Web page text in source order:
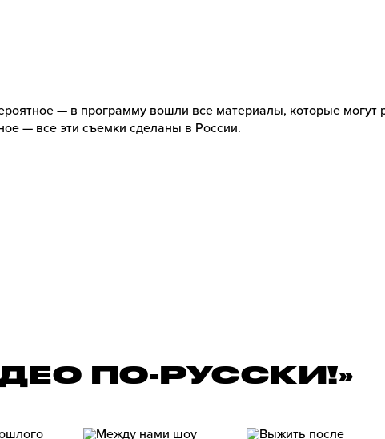
— в программу вошли все материалы, которые могут
— все эти съемки сделаны в России.
ПО-РУССКИ!»